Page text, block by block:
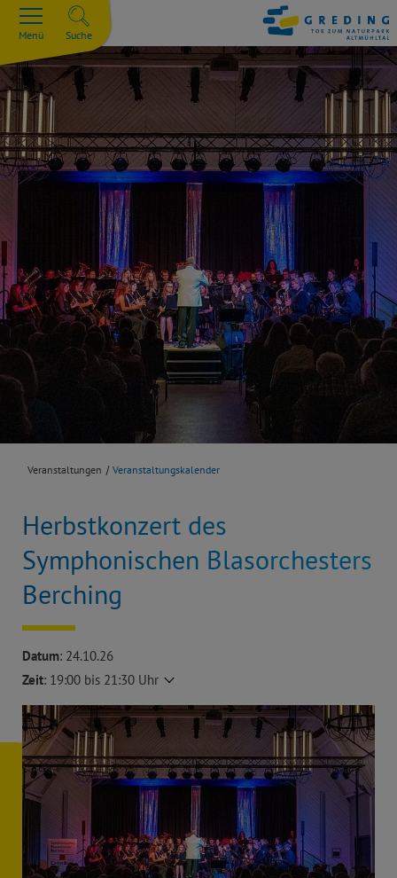
Menü Suche
Veranstaltungen Veranstaltungskalender
Herbstkonzert des
Symphonischen Blasorchesters
Berching
Datum: 24.10.26
Zeit: 19:00 bis 21:30 Uhr